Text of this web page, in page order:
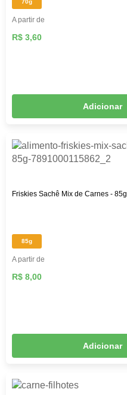
70g
A partir de
R$ 3,60
Adicionar
Friskies Sachê Mix de Carnes - 85g
85g
A partir de
R$ 8,00
Adicionar